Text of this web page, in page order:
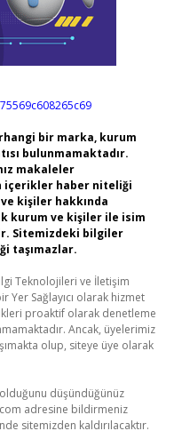
bir marka, kurum
bulunmamaktadır.
makaleler
içerikler haber niteliği
kişiler hakkında
kurum ve kişiler ile isim
Sitemizdeki bilgiler
taşımazlar.
Teknolojileri ve İletişim
Yer Sağlayıcı olarak hizmet
proaktif olarak denetleme
Ancak, üyelerimiz
olup, siteye üye olarak
düşündüğünüz
adresine bildirmeniz
sitemizden kaldırılacaktır.